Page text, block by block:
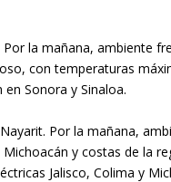
la mañana, ambiente
con temperaturas
Sonora y Sinaloa.
Por la mañana,
y costas de la
Jalisco, Colima y